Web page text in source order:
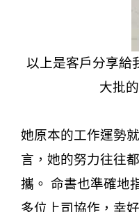
以上是客戶分享給
大批
她原本的工作運勢
言，她的努力往往
攜。 命書也準確地
多位上司協作，幸